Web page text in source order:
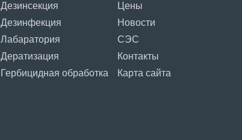
Дезинсекция
Дезинфекция
Лабаратория
Дератизация
Гербицидная обработка
Цены
Новости
СЭС
Контакты
Карта сайта